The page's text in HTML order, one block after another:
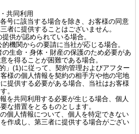
共同利用
号に該当する場合を除き、お客様の同意
者に提供することはございません。
供が認められている場合。
機関からの要請に当社が応じる場合。
生命・身体・財産の保護のため必要があ
を得ることが困難である場合。
」(1)に従って、契約管理およびアフター
様の個人情報を契約の相手方や他の宅地
提供する必要がある場合、当社はお客様
。
を共同利用する必要が生じる場合、個人
な措置をとるものとします。
個人情報について、個人を特定できない
作成し、第三者に提供する場合がござい